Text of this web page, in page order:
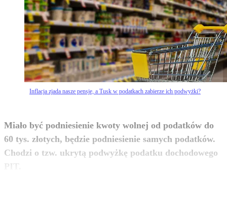
Inflacja zjada nasze pensje, a Tusk w podatkach zabierze ich podwyżki?
Miało być podniesienie kwoty wolnej od podatków do
60 tys. złotych, będzie podniesienie samych podatków.
Chodzi o tzw. ukrytą podwyżkę podatku dochodowego
zobacz więcej